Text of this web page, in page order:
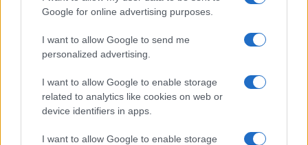
Google for online advertising purposes.
I want to allow Google to send me
personalized advertising.
I want to allow Google to enable storage
related to analytics like cookies on web or
device identifiers in apps.
I want to allow Google to enable storage
armonico
LIFESTYLE